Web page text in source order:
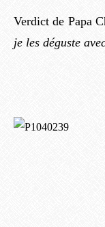
Verdict de Papa
je les déguste